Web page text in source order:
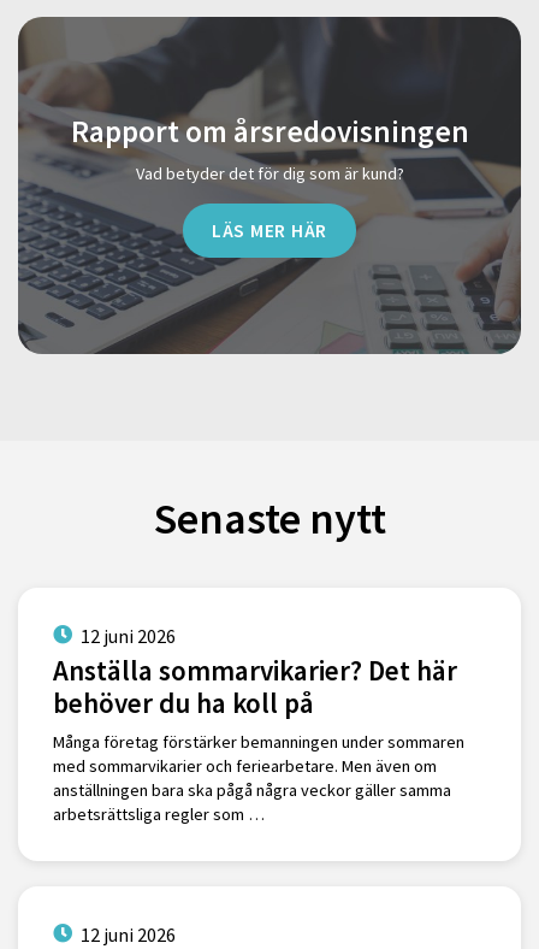
Rapport om årsredovisningen
Vad betyder det för dig som är kund?
LÄS MER HÄR
Senaste nytt
12 juni 2026
Anställa sommarvikarier? Det här
behöver du ha koll på
Många företag förstärker bemanningen under sommaren
med sommarvikarier och feriearbetare. Men även om
anställningen bara ska pågå några veckor gäller samma
arbetsrättsliga regler som …
12 juni 2026